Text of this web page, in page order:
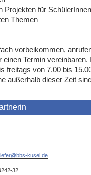
Projekten für
Themen
vorbeikommen,
einen Termin vereinbaren.
freitags von 7.00 bis
außerhalb dieser Zeit
@bbs-kusel.de
32